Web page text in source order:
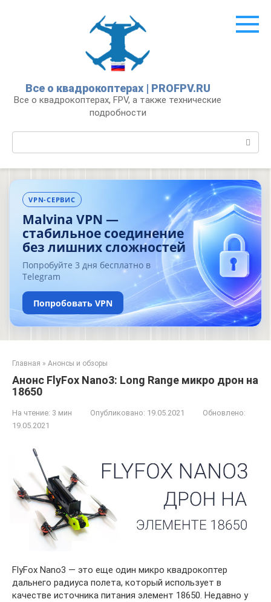
Все о квадрокоптерах | PROFPV.RU
Все о квадрокоптерах, FPV, а также технические
подробности
VPN-СЕРВИС
Malvina VPN —
стабильное соединение
без лишних сложностей
Попробуйте 3 дня бесплатно в
Telegram
Попробовать VPN
Главная » Анонсы и обзоры
Анонс FlyFox Nano3: Long Range микро дрон на
18650
На чтение: 3 мин Опубликовано: 19.05.2021
Обновлено:
19.05.2021
FlyFox Nano3 — это еще один микро квадрокоптер
дальнего радиуса полета, который использует в
качестве источника питания элемент 18650. Недавно у